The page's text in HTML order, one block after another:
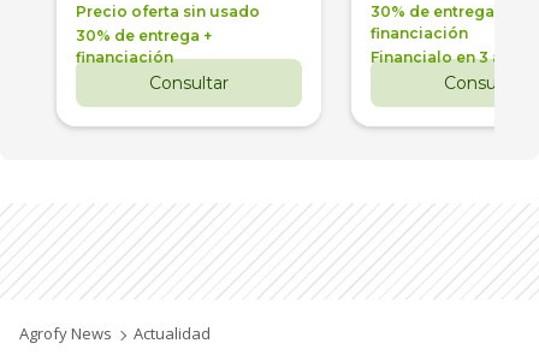
Precio oferta sin usado
30% de entrega +
financiación
Consultar
30% de entrega +
financiación
Financialo en 3 años
Consultar
Agrofy News Actualidad